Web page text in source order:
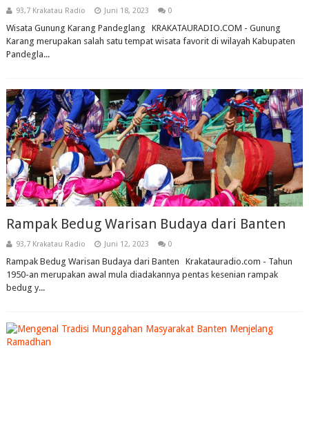
93,7 Krakatau Radio Juni 18, 2023 0
Wisata Gunung Karang Pandeglang KRAKATAURADIO.COM - Gunung
Karang merupakan salah satu tempat wisata favorit di wilayah Kabupaten
Pandegla...
Rampak Bedug Warisan Budaya dari Banten
93,7 Krakatau Radio Juni 12, 2023 0
Rampak Bedug Warisan Budaya dari Banten Krakatauradio.com - Tahun
1950-an merupakan awal mula diadakannya pentas kesenian rampak
bedug y...